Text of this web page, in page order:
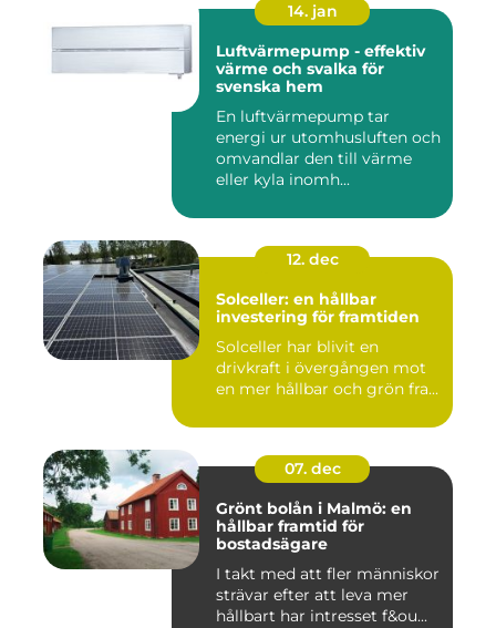
14. jan
Luftvärmepump - effektiv
värme och svalka för
svenska hem
En luftvärmepump tar
energi ur utomhusluften och
omvandlar den till värme
eller kyla inomh...
12. dec
Solceller: en hållbar
investering för framtiden
Solceller har blivit en
drivkraft i övergången mot
en mer hållbar och grön fra...
07. dec
Grönt bolån i Malmö: en
hållbar framtid för
bostadsägare
I takt med att fler människor
strävar efter att leva mer
hållbart har intresset f&ou...